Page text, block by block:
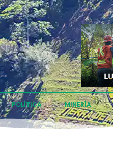
POLÍTICA MINERÍA